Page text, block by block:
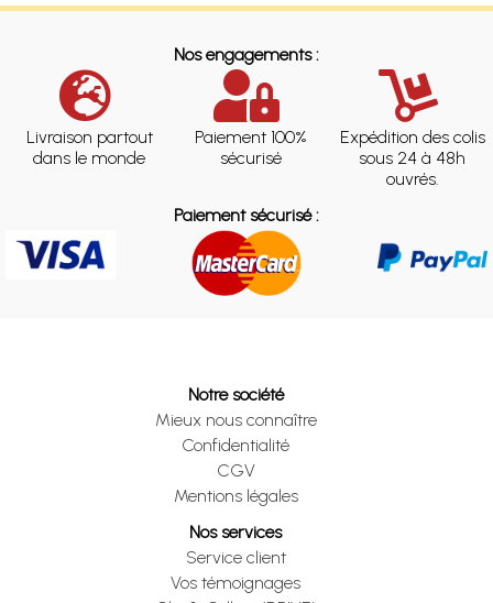
Nos engagements :
Livraison partout
dans le monde
Paiement 100%
sécurisé
Expédition des colis
sous 24 à 48h
ouvrés.
Paiement sécurisé :
Notre société
Mieux nous connaître
Confidentialité
CGV
Mentions légales
Nos services
Service client
Vos témoignages